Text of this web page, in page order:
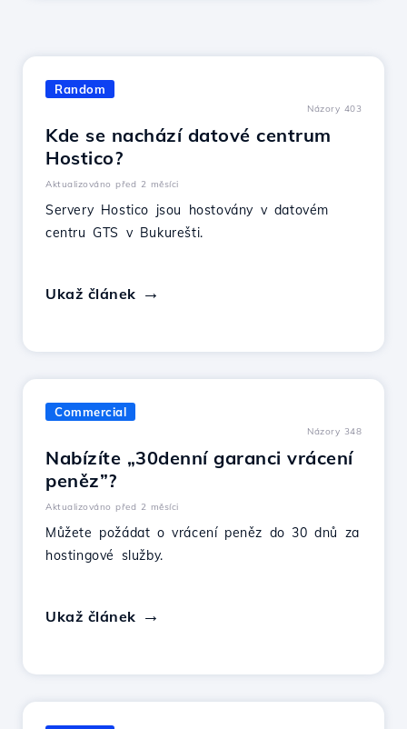
Random
Názory 403
Kde se nachází datové centrum
Hostico?
Aktualizováno před 2 měsíci
Servery Hostico jsou hostovány v datovém
centru GTS v Bukurešti.
Ukaž článek
Commercial
Názory 348
Nabízíte „30denní garanci vrácení
peněz”?
Aktualizováno před 2 měsíci
Můžete požádat o vrácení peněz do 30 dnů za
hostingové služby.
Ukaž článek